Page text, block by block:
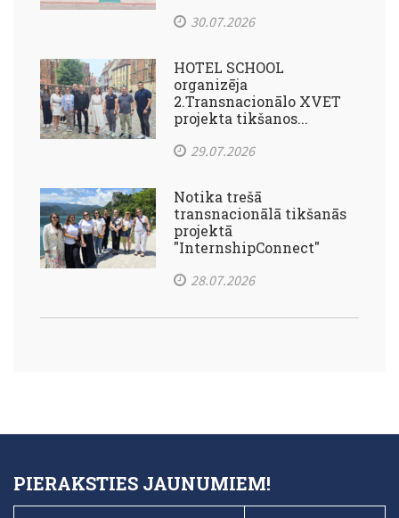
30.07.2026
HOTEL SCHOOL
organizēja
2.Transnacionālo XVET
projekta tikšanos...
29.07.2026
Notika trešā
transnacionālā tikšanās
projektā
"InternshipConnect"
28.07.2026
PIERAKSTIES JAUNUMIEM!